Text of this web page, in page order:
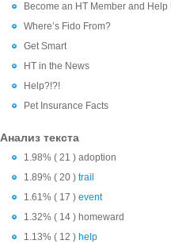
Become an HT Member and
Where’s Fido From?
Get Smart
HT in the News
Help?!?!
Pet Insurance Facts
Анализ текста
1.98% ( 21 ) adoption
1.89% ( 20 )trail
1.61% ( 17 )event
1.32% ( 14 ) homeward
1.13% ( 12 ) help